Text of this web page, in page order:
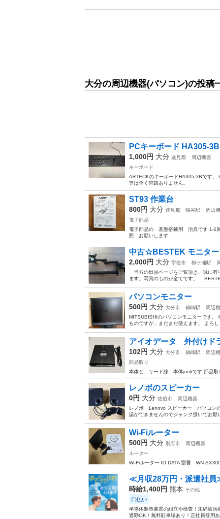
大分の周辺機器(パソコン)の投稿
PCキーボード HA305-3B
1,000円 大分 速見郡
周辺機器
キーボード
ARTECKのキーボードHA305-3Bです。
等は全く問題ありません。
ST93 作業台
800円 大分 速見郡 暘谷駅
周辺
電子部品
電子部品の 基盤搭載用 治具です 1-2
照 お願いします
中古☆BESTEK モニター
2,000円 大分 宇佐市 柳ケ浦駅
当方の出品ページをご覧頂き、誠に
ます。写真のものが全てです。
パソコンモニター
500円 大分 大分市 鶴崎駅
周辺
MITSUBISHIのパソコンモニターです。
ものですが，まだまだ使えます。 よろし
アイオデータ 外付けド
102円 大分 大分市 鶴崎駅
周辺
部品取り
本体と、リード線 本体junkです 部品
レノボのスピーカー
0円 大分 佐伯市
周辺機器
レノボ Lenovo スピーカー パソコンの
認ができませんのでジャンク扱いでお願
Wi-Fiルーター
500円 大分 別府市
周辺機器
ルーター
Wi-Fiルーター IO DATA 型番 WN-
≪月収28万円・派遣社員
時給1,400円 熊本 その他
日払い
半導体製造装置の組立や検査！未経験
通勤OK！無料駐車場あり！正社員登用